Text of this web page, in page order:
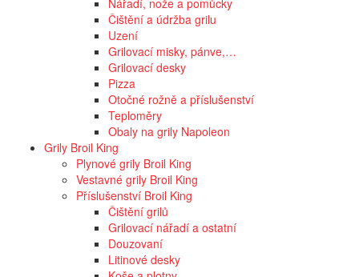
Čištění a údržba grilu
Uzení
Grilovací misky, pánve,…
Grilovací desky
Pizza
Otočné rožně a příslušenství
Teploměry
Obaly na grily Napoleon
Grily Broil King
Plynové grily Broil King
Vestavné grily Broil King
Příslušenství Broil King
Čištění grilů
Grilovací nářadí a ostatní
Douzovaní
Litinové desky